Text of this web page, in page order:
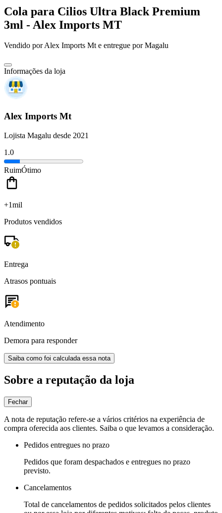
Cola para Cilios Ultra Black Premium
3ml - Alex Imports MT
Vendido porAlex Imports Mte entregue por Magalu
Informações da loja
Alex Imports Mt
Lojista Magalu desde 2021
1.0
RuimÓtimo
+1mil
Produtos vendidos
Entrega
Atrasos pontuais
Atendimento
Demora para responder
Saiba como foi calculada essa nota
Sobre a reputação da loja
Fechar
A nota de reputação refere-se a vários critérios na experiência de
compra oferecida aos clientes. Saiba o que levamos a consideração.
Pedidos entregues no prazo
Pedidos que foram despachados e entregues no prazo
previsto.
Cancelamentos
Total de cancelamentos de pedidos solicitados pelos clientes